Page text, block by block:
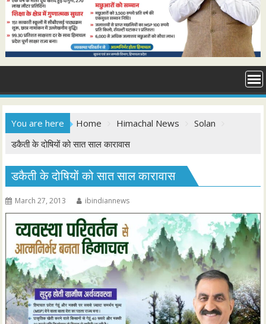
You are here Home Himachal News
Solan
डकैती के दोषियों को सात साल कारावास
डकैती के दोषियों को सात साल कारावास
March 27, 2013 ibindiannews